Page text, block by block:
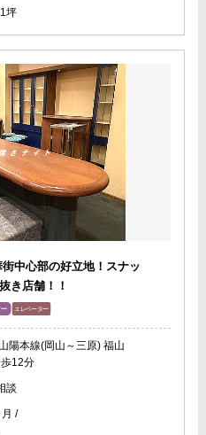
坪
中心部の好立地！スナッ
き店舗！！
陽本線(岡山～三原) 福山
12分
談
/